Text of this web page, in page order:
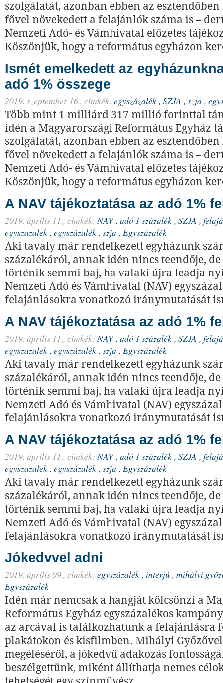
szolgálatát, azonban ebben az esztendőben
fővel növekedett a felajánlók száma is –
Nemzeti Adó- és Vámhivatal előzetes
Köszönjük, hogy a református egyházon
Ismét emelkedett az
adó 1% összege
2019. szeptember 16., címkék: egyszázalék , SZJA , szja ,
Több mint 1 milliárd 317 millió forinttal
idén a Magyarországi Református Egyház
szolgálatát, azonban ebben az esztendőben
fővel növekedett a felajánlók száma is –
Nemzeti Adó- és Vámhivatal előzetes
Köszönjük, hogy a református egyházon
A NAV tájékoztatása az adó 1%
2019. április 11., címkék: NAV , adó 1 százalék , SZJA ,
egyszazalek , egyszázalék , szja , Egyszázalék
Aki tavaly már rendelkezett egyházunk
százalékáról, annak idén nincs teendője,
történik semmi baj, ha valaki újra leadja
Nemzeti Adó és Vámhivatal (NAV)
felajánlásokra vonatkozó iránymutatását
A NAV tájékoztatása az adó 1%
2019. április 11., címkék: NAV , adó 1 százalék , SZJA ,
egyszazalek , egyszázalék , szja , Egyszázalék
Aki tavaly már rendelkezett egyházunk
százalékáról, annak idén nincs teendője,
történik semmi baj, ha valaki újra leadja
Nemzeti Adó és Vámhivatal (NAV)
felajánlásokra vonatkozó iránymutatását
A NAV tájékoztatása az adó 1%
2019. április 11., címkék: NAV , adó 1 százalék , SZJA ,
egyszazalek , egyszázalék , szja , Egyszázalék
Aki tavaly már rendelkezett egyházunk
százalékáról, annak idén nincs teendője,
történik semmi baj, ha valaki újra leadja
Nemzeti Adó és Vámhivatal (NAV)
felajánlásokra vonatkozó iránymutatását
Jókedvvel adni
2019. április 09., címkék: egyszázalék , interjú , mihályi
Egyszázalék
Idén már nemcsak a hangját kölcsönzi a
Református Egyház egyszázalékos
az arcával is találkozhatunk a felajánlásra
plakátokon és kisfilmben. Mihályi
megéléséről, a jókedvű adakozás
beszélgettünk, miként állíthatja nemes